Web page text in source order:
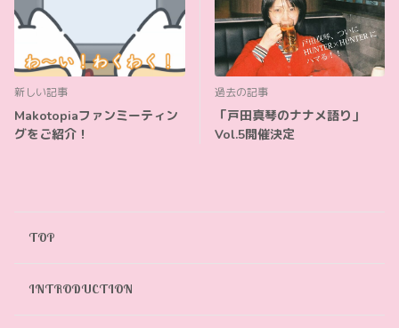
新しい記事
Makotopiaファンミーティン
グをご紹介！
過去の記事
「戸田真琴のナナメ語り」
Vol.5開催決定
TOP
INTRODUCTION